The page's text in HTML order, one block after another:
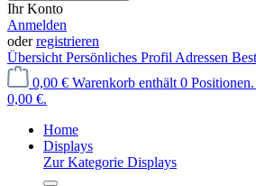
Ihr Konto
Anmelden
oderregistrieren
Übersicht Persönliches Profil Adressen
0,00 € Warenkorb enthält 0
0,00 €.
Home
Displays
Zur Kategorie Displays